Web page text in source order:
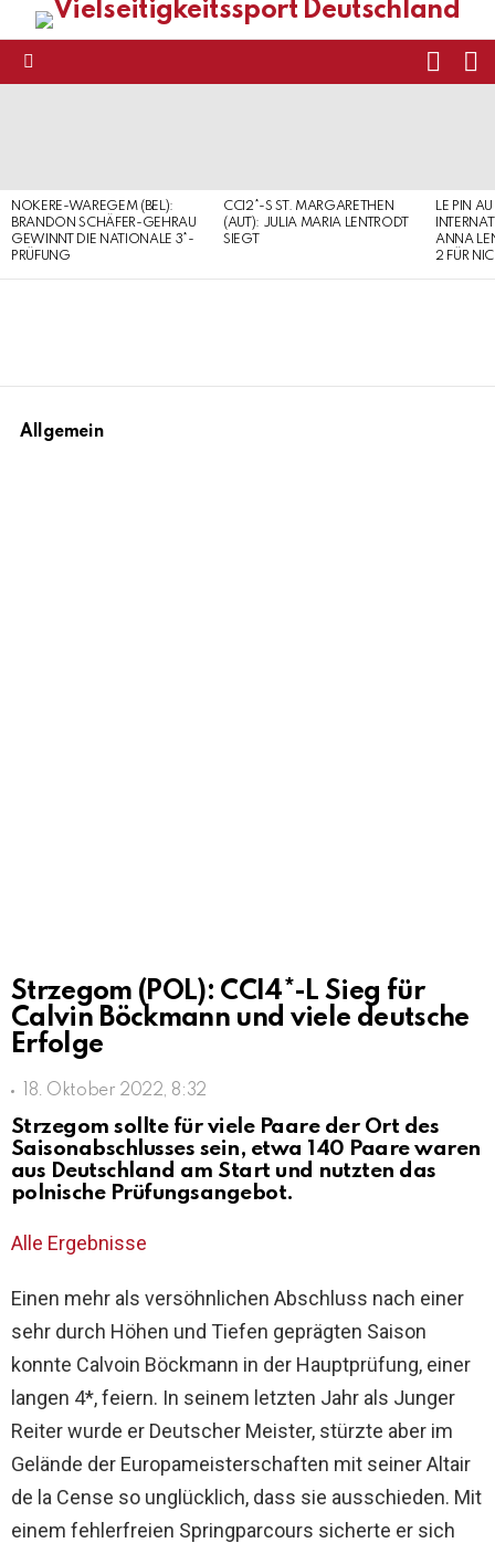
NOKERE-WAREGEM (BEL):
BRANDON SCHÄFER-GEHRAU
GEWINNT DIE NATIONALE 3*-
PRÜFUNG
CCI2*-S ST. MARGARETHEN
(AUT): JULIA MARIA LENTRODT
SIEGT
LE PIN
ANNA
2 FÜR
Allgemein
Strzegom (POL): CCI4*-L Sieg für
Calvin Böckmann und viele deutsche
Erfolge
18. Oktober 2022, 8:32
Strzegom sollte für viele Paare der Ort des
Saisonabschlusses sein, etwa 140 Paare waren
aus Deutschland am Start und nutzten das
polnische Prüfungsangebot.
Alle Ergebnisse
Einen mehr als versöhnlichen Abschluss nach einer
sehr durch Höhen und Tiefen geprägten Saison
konnte Calvoin Böckmann in der Hauptprüfung, einer
langen 4*, feiern. In seinem letzten Jahr als Junger
Reiter wurde er Deutscher Meister, stürzte aber im
Gelände der Europameisterschaften mit seiner Altair
de la Cense so unglücklich, dass sie ausschieden. Mit
einem fehlerfreien Springparcours sicherte er sich